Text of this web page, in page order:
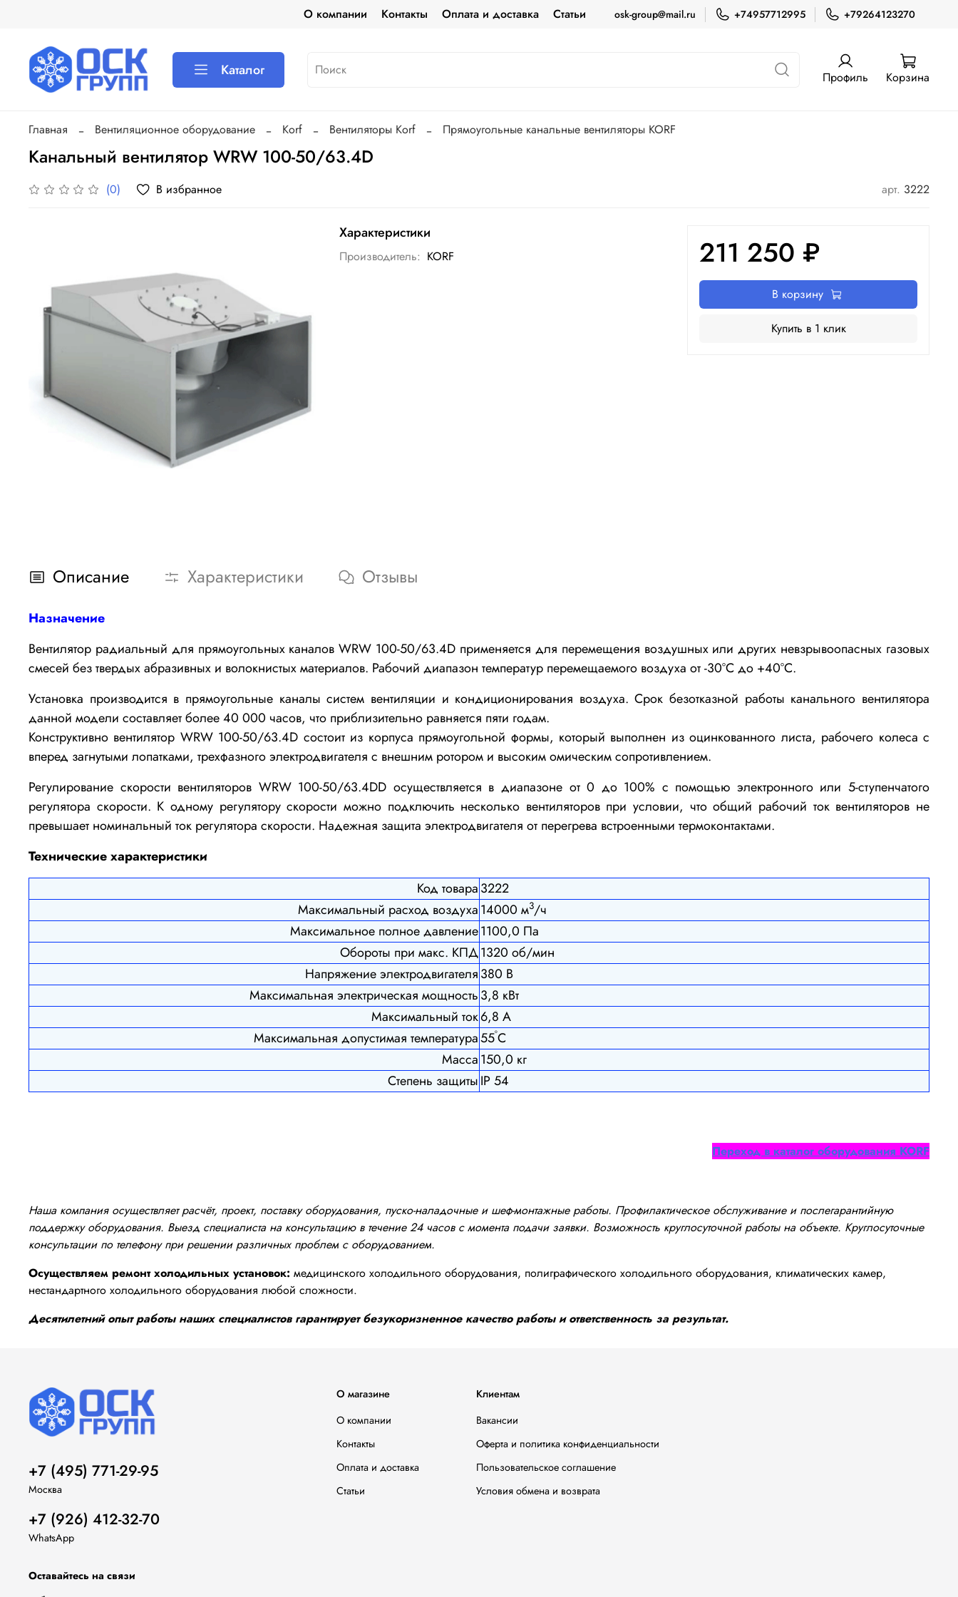
О компании Контакты Оплата и доставка Статьи osk-group@mail.ru +74957712995 +79264123270
Каталог Профиль Корзина
Главная Вентиляционное оборудование Korf Вентиляторы Korf Прямоугольные канальные вентиляторы KORF
Канальный вентилятор WRW 100-50/63.4D
(0) В избранное арт. 3222
Характеристики
Производитель: KORF 211 250 ₽
В корзину
Купить в 1 клик
Описание Характеристики Отзывы
Назначение
Вентилятор радиальный для прямоугольных каналов WRW 100-50/63.4D применяется для перемещения воздушных или других невзрывоопасных газовых
смесей без твердых абразивных и волокнистых материалов. Рабочий диапазон температур перемещаемого воздуха от -30°С до +40°С.
Установка производится в прямоугольные каналы систем вентиляции и кондиционирования воздуха. Срок безотказной работы канального вентилятора
данной модели составляет более 40 000 часов, что приблизительно равняется пяти годам.
Конструктивно вентилятор WRW 100-50/63.4D состоит из корпуса прямоугольной формы, который выполнен из оцинкованного листа, рабочего колеса с
вперед загнутыми лопатками, трехфазного электродвигателя с внешним ротором и высоким омическим сопротивлением.
Регулирование скорости вентиляторов WRW 100-50/63.4DD осуществляется в диапазоне от 0 до 100% с помощью электронного или 5-ступенчатого
регулятора скорости. К одному регулятору скорости можно подключить несколько вентиляторов при условии, что общий рабочий ток вентиляторов не
превышает номинальный ток регулятора скорости. Надежная защита электродвигателя от перегрева встроенными термоконтактами.
Технические характеристики
Код товара3222
Максимальный расход воздуха14000 м3/ч
Максимальное полное давление1100,0 Па
Обороты при макс. КПД1320 об/мин
Напряжение электродвигателя380 В
Максимальная электрическая мощность3,8 кВт
Максимальный ток6,8 А
Максимальная допустимая температура55ºС
Масса150,0 кг
Степень защитыIP 54
Переход в каталог оборудования KORF
Наша компания осуществляет расчёт, проект, поставку оборудования, пуско-наладочные и шеф-монтажные работы. Профилактическое обслуживание и послегарантийную
поддержку оборудования. Выезд специалиста на консультацию в течение 24 часов с момента подачи заявки. Возможность круглосуточной работы на объекте. Круглосуточные
консультации по телефону при решении различных проблем с оборудованием.
Осуществляем ремонт холодильных установок: медицинского холодильного оборудования, полиграфического холодильного оборудования, климатических камер,
нестандартного холодильного оборудования любой сложности.
Десятилетний опыт работы наших специалистов гарантирует безукоризненное качество работы и ответственность за результат.
О магазине
О компании
Контакты
Оплата и доставка
Статьи
Клиентам
Вакансии
Оферта и политика конфиденциальности
Пользовательское соглашение
Условия обмена и возврата
+7 (495) 771-29-95
Москва
+7 (926) 412-32-70
WhatsApp
Оставайтесь на связи